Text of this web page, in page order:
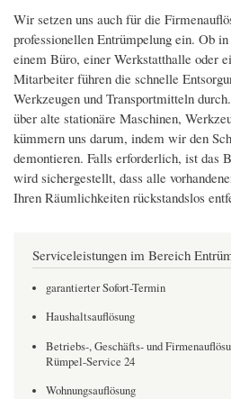
Wir setzen uns auch für die
professionellen Entrümpelung ein. Ob
einem Büro, einer Werkstatthalle oder
Mitarbeiter führen die schnelle
Werkzeugen und Transportmitteln
über alte stationäre Maschinen,
kümmern uns darum, indem wir den
demontieren. Falls erforderlich, ist das
wird sichergestellt, dass alle
Ihren Räumlichkeiten rückstandslos
Serviceleistungen im Bereich
garantierter Sofort-Termin
Haushaltsauflösung
Betriebs-, Geschäfts- und
Rümpel-Service 24
Wohnungsauflösung